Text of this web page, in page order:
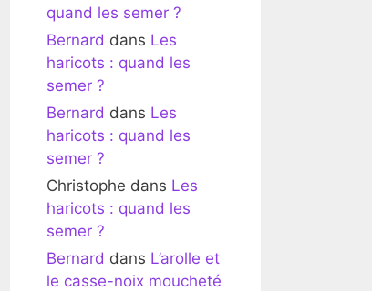
quand les semer ?
Bernard dans Les
haricots : quand les
semer ?
Bernard dans Les
haricots : quand les
semer ?
Christophe dans Les
haricots : quand les
semer ?
Bernard dans L’arolle et
le casse-noix moucheté